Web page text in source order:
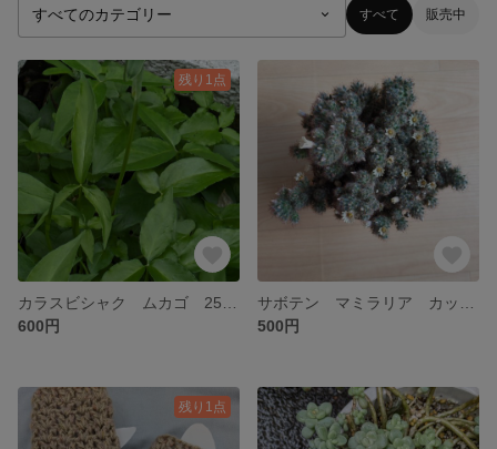
すべて 販売中
残り1点
600円
500円
残り1点